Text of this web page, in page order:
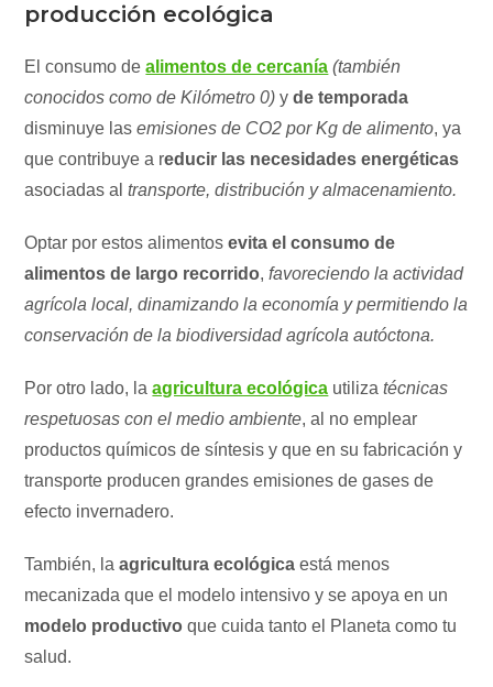
producción ecológica
El consumo dealimentos de cercanía (también
conocidos como de Kilómetro 0) yde temporada
disminuye lasemisiones de CO2 por Kg de alimento, ya
que contribuye a reducir las necesidades energéticas
asociadas altransporte, distribución y almacenamiento.
Optar por estos alimentosevita el consumo de
alimentos de largo recorrido,favoreciendo la actividad
agrícola local, dinamizando la economía y permitiendo la
conservación de la biodiversidad agrícola autóctona.
Por otro lado, laagricultura ecológica utilizatécnicas
respetuosas con el medio ambiente, al no emplear
productos químicos de síntesis y que en su fabricación y
transporte producen grandes emisiones de gases de
efecto invernadero.
También, laagricultura ecológica está menos
mecanizada que el modelo intensivo y se apoya en un
modelo productivo que cuida tanto el Planeta como tu
salud.